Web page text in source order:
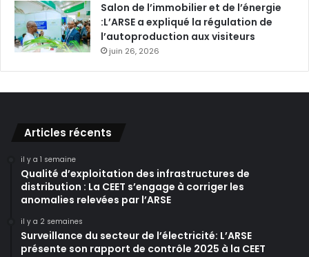
Salon de l’immobilier et de l’énergie
:L’ARSE a expliqué la régulation de
l’autoproduction aux visiteurs
juin 26, 2026
Articles récents
il y a 1 semaine
Qualité d’exploitation des infrastructures de
distribution : La CEET s’engage à corriger les
anomalies relevées par l’ARSE
il y a 2 semaines
Surveillance du secteur de l’électricité: L’ARSE
présente son rapport de contrôle 2025 à la CEET